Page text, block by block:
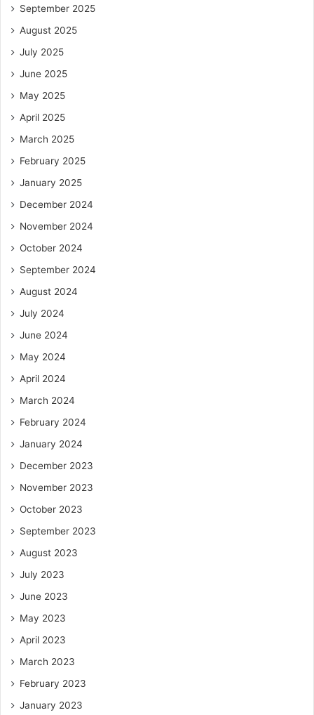
September 2025
August 2025
July 2025
June 2025
May 2025
April 2025
March 2025
February 2025
January 2025
December 2024
November 2024
October 2024
September 2024
August 2024
July 2024
June 2024
May 2024
April 2024
March 2024
February 2024
January 2024
December 2023
November 2023
October 2023
September 2023
August 2023
July 2023
June 2023
May 2023
April 2023
March 2023
February 2023
January 2023